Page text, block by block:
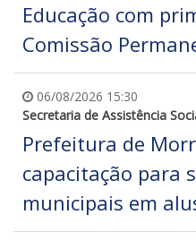
Educação com
Comissão
06/08/2026 15:30
Secretaria de Assistência
Prefeitura de
capacitação para
municipais em